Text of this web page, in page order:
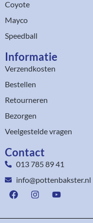
Coyote
Mayco
Speedball
Informatie
Verzendkosten
Bestellen
Retourneren
Bezorgen
Veelgestelde vragen
Contact
013 785 89 41
info@pottenbakster.nl